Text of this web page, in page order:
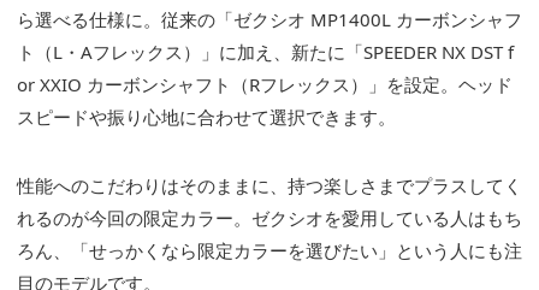
ら選べる仕様に。従来の「ゼクシオ MP1400L カーボンシャフ
ト（L・Aフレックス）」に加え、新たに「SPEEDER NX DST f
or XXIO カーボンシャフト（Rフレックス）」を設定。ヘッド
スピードや振り心地に合わせて選択できます。
性能へのこだわりはそのままに、持つ楽しさまでプラスしてく
れるのが今回の限定カラー。ゼクシオを愛用している人はもち
ろん、「せっかくなら限定カラーを選びたい」という人にも注
目のモデルです。